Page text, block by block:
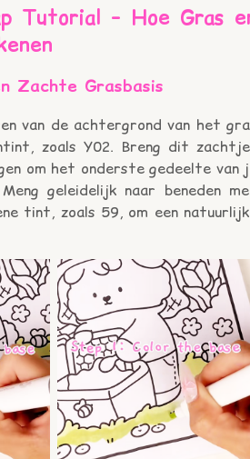
Tutorial – Hoe Gras
Zachte Grasbasis
van de achtergrond van het
zoals Y02. Breng dit
om het onderste gedeelte van
geleidelijk naar beneden
tint, zoals 59, om een